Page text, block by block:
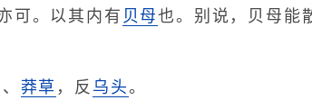
可。以其内有 贝母也。别说，贝母能
莽草 ，反 乌头。